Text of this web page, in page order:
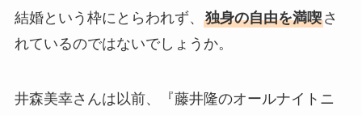
結婚という枠にとらわれず、 独身の自由を満喫さ
れているのではないでしょうか。
井森美幸さんは以前、『藤井隆のオールナイトニ